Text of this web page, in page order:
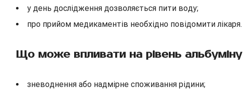
у день дослідження дозволяється пити воду;
про прийом медикаментів необхідно повідомити лікаря.
Що може впливати на рівень альбуміну
зневоднення або надмірне споживання рідини;